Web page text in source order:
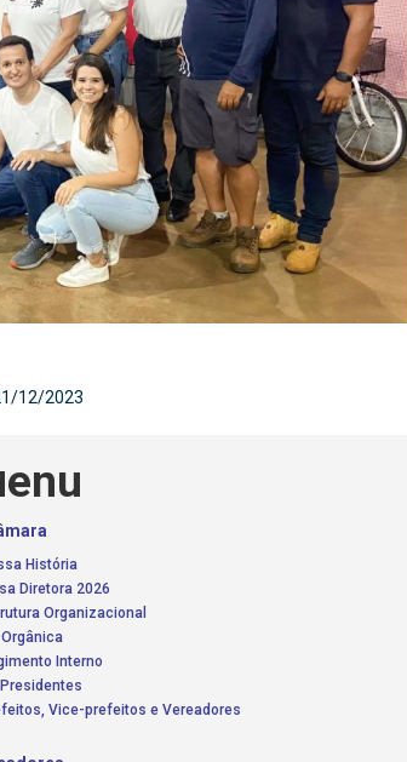
12/2023
História
Diretora 2026
Organizacional
Orgânica
Interno
Presidentes
Vice-prefeitos e Vereadores